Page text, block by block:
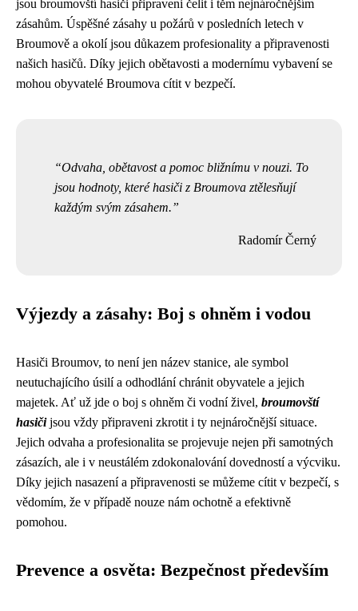
jsou broumovští hasiči připraveni čelit i těm nejnáročnějším
zásahům. Úspěšné zásahy u požárů v posledních letech v
Broumově a okolí jsou důkazem profesionality a připravenosti
našich hasičů. Díky jejich obětavosti a modernímu vybavení se
mohou obyvatelé Broumova cítit v bezpečí.
Odvaha, obětavost a pomoc bližnímu v nouzi. To
jsou hodnoty, které hasiči z Broumova ztělesňují
každým svým zásahem.
Radomír Černý
Výjezdy a zásahy: Boj s ohněm i vodou
Hasiči Broumov, to není jen název stanice, ale symbol
neutuchajícího úsilí a odhodlání chránit obyvatele a jejich
majetek. Ať už jde o boj s ohněm či vodní živel, broumovští
hasičijsou vždy připraveni zkrotit i ty nejnáročnější situace.
Jejich odvaha a profesionalita se projevuje nejen při samotných
zásazích, ale i v neustálém zdokonalování dovedností a výcviku.
Díky jejich nasazení a připravenosti se můžeme cítit v bezpečí, s
vědomím, že v případě nouze nám ochotně a efektivně
pomohou.
Prevence a osvěta: Bezpečnost především